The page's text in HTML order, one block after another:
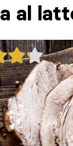
al
35x
(Vepřové v
1 porce